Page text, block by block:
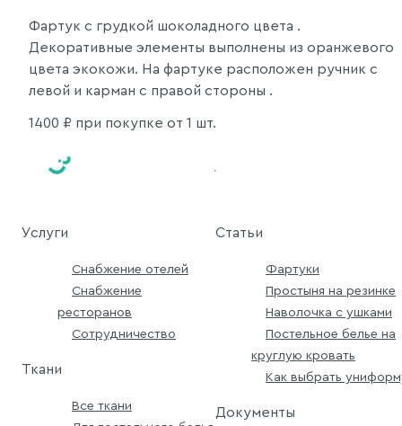
Фартук с грудкой шоколадного цвета .
Декоративные элементы выполнены из оранжевого
цвета экокожи. На фартуке расположен ручник с
левой и карман с правой стороны .
1400 ₽ при покупке от 1 шт.
Услуги
Снабжение отелей
Снабжение
ресторанов
Сотрудничество
Ткани
Все ткани
Статьи
Фартуки
Простыня на резинке
Наволочка с ушками
Постельное белье на
круглую кровать
Как выбрать
Документы